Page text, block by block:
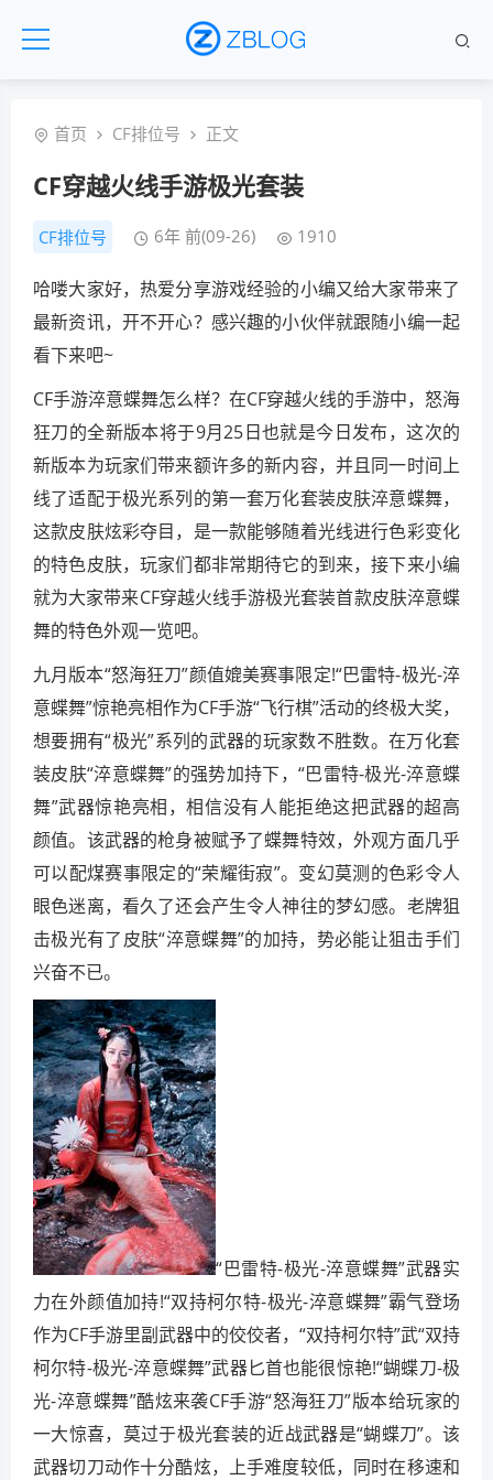
首页 CF排位号 正文
CF穿越火线手游极光套装
CF排位号 6年 前(09-26) 1910
哈喽大家好，热爱分享游戏经验的小编又给大家带来了
最新资讯，开不开心？感兴趣的小伙伴就跟随小编一起
看下来吧~
CF手游淬意蝶舞怎么样？在CF穿越火线的手游中，怒海
狂刀的全新版本将于9月25日也就是今日发布，这次的
新版本为玩家们带来额许多的新内容，并且同一时间上
线了适配于极光系列的第一套万化套装皮肤淬意蝶舞，
这款皮肤炫彩夺目，是一款能够随着光线进行色彩变化
的特色皮肤，玩家们都非常期待它的到来，接下来小编
就为大家带来CF穿越火线手游极光套装首款皮肤淬意蝶
舞的特色外观一览吧。
九月版本“怒海狂刀”颜值媲美赛事限定!“巴雷特-极光-淬
意蝶舞”惊艳亮相作为CF手游“飞行棋”活动的终极大奖，
想要拥有“极光”系列的武器的玩家数不胜数。在万化套
装皮肤“淬意蝶舞”的强势加持下，“巴雷特-极光-淬意蝶
舞”武器惊艳亮相，相信没有人能拒绝这把武器的超高
颜值。该武器的枪身被赋予了蝶舞特效，外观方面几乎
可以配煤赛事限定的“荣耀街寂”。变幻莫测的色彩令人
眼色迷离，看久了还会产生令人神往的梦幻感。老牌狙
击极光有了皮肤“淬意蝶舞”的加持，势必能让狙击手们
兴奋不已。
“巴雷特-极光-淬意蝶舞”武器实
力在外颜值加持!“双持柯尔特-极光-淬意蝶舞”霸气登场
作为CF手游里副武器中的佼佼者，“双持柯尔特”武“双持
柯尔特-极光-淬意蝶舞”武器匕首也能很惊艳!“蝴蝶刀-极
光-淬意蝶舞”酷炫来袭CF手游“怒海狂刀”版本给玩家的
一大惊喜，莫过于极光套装的近战武器是“蝴蝶刀”。该
武器切刀动作十分酷炫，上手难度较低，同时在移速和